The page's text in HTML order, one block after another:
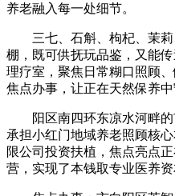
养老融入每一处细节。
三七、石斛、枸杞、茉莉
棚，既可供抚玩品鉴，又能
理疗室，聚焦日常糊口照顾
焦点办事，让正在天然保养中
阳区南四环东凉水河畔的
承担小红门地域养老照顾核
限公司投资扶植，焦点亮点
营，实现了本钱取专业医养资